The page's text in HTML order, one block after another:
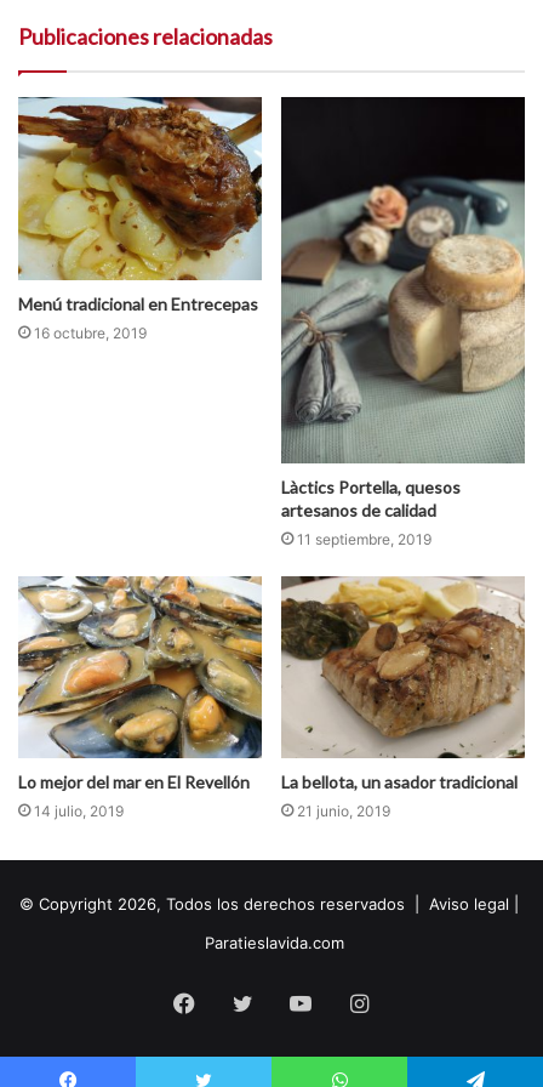
El rey de la cocina tailandesa es el Pad Thai, tallarines de
arroz gruesos combinados con verduras, carne o pescado.
Nosotros no quisimos dejar pasar la oportunidad de probar
todo los tipos de Pad Thai posibles a lo largo de nuestro
viaje y se convirtió en el básico que no podía faltar en las
comidas. A continuación os mostramos varias modalidades
en tortilla… Los arroces y noodles no pueden faltar
arroz en dos de las tres comidas que realizan al día. Se
noodles de arroz picantes con salsa de pimiento y soja…
Publicaciones relacionadas
Menú tradicional en Entrecepas
16 octubre, 2019
Làctics Portella, quesos
artesanos de calidad
11 septiembre, 2019
Lo mejor del mar en El Revellón
14 julio, 2019
La bellota, un asador tradicional
21 junio, 2019
© Copyright 2026, Todos los derechos reservados | Aviso legal
Paratieslavida.com
Facebook
Twitter YouTubeInstagram